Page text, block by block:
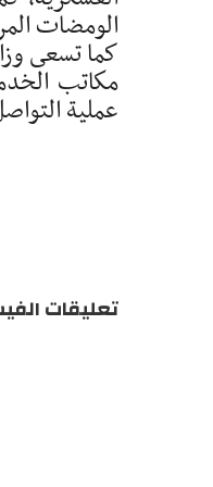
الومضات
كما تسعى
مكاتب
عملية
تعليقات